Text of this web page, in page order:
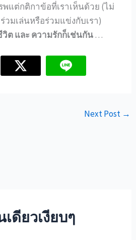
พแต่กติกาข้อที่เราเห็นด้วย (ไม่
มเล่นหรือร่วมแข่งกับเรา)
ต และ ความรักก็เช่นกัน…
Next Post →
ดียวเงียบๆ